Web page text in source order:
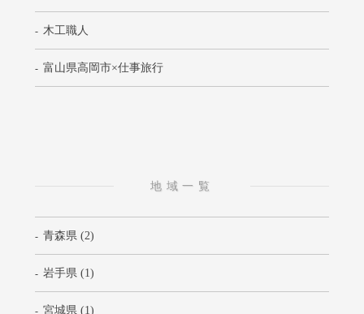
木工職人
富山県高岡市×仕事旅行
地域一覧
青森県 (2)
岩手県 (1)
宮城県 (1)